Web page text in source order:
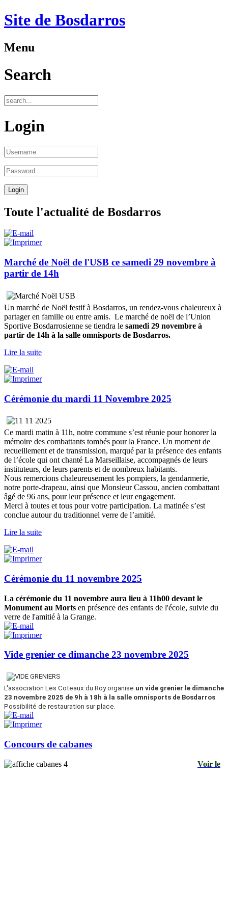
Site de Bosdarros
Menu
Search
Login
Toute l'actualité de Bosdarros
Marché de Noël de l'USB ce samedi 29 novembre à
partir de 14h
Un marché de Noël festif à Bosdarros, un rendez-vous chaleureux à
partager en famille ou entre amis. Le marché de noël de l’Union
Sportive Bosdarrosienne se tiendra le samedi 29 novembre à
partir de 14h à la salle omnisports de Bosdarros.
Lire la suite
Cérémonie du mardi 11 Novembre 2025
Ce mardi matin à 11h, notre commune s’est réunie pour honorer la
mémoire des combattants tombés pour la France. Un moment de
recueillement et de transmission, marqué par la présence des enfants
de l’école qui ont chanté La Marseillaise, accompagnés de leurs
instituteurs, de leurs parents et de nombreux habitants.
Nous remercions chaleureusement les pompiers, la gendarmerie,
notre porte-drapeau, ainsi que Monsieur Cassou, ancien combattant
âgé de 96 ans, pour leur présence et leur engagement.
Merci à toutes et tous pour votre participation. La matinée s’est
conclue autour du traditionnel verre de l’amitié.
Lire la suite
Cérémonie du 11 novembre 2025
La cérémonie du 11 novembre aura lieu à 11h00 devant le
Monument au Morts en présence des enfants de l'école, suivie du
verre de l'amitié à la Grange.
Vide grenier ce dimanche 23 novembre 2025
L'association Les Coteaux du Roy organise un vide grenier le dimanche
23 novembre 2025 de 9h à 18h à la salle omnisports de Bosdarros.
Possibilité de restauration sur place.
Concours de cabanes
Voir le